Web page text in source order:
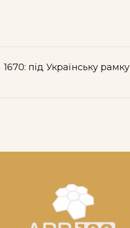
1670: під Українську рамку